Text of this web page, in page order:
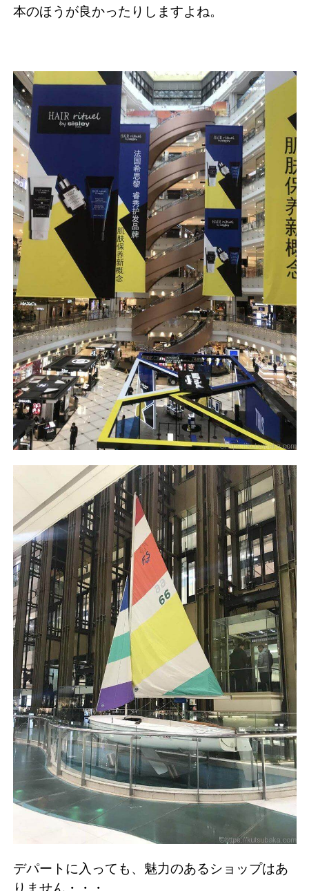
本のほうが良かったりしますよね。
デパートに入っても、魅力のあるショップはあ
りません・・・